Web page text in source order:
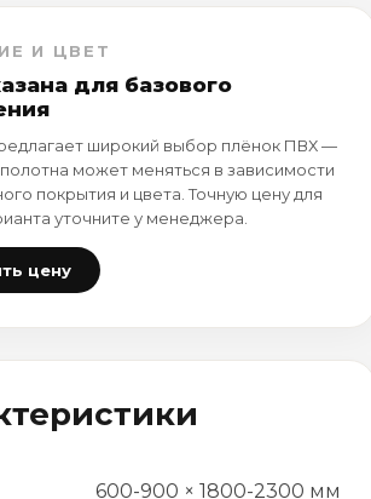
И ЦВЕТ
для базового
широкий выбор плёнок ПВХ —
может меняться в зависимости
покрытия и цвета. Точную цену для
уточните у менеджера.
цену
600-900 × 1800-2300 мм